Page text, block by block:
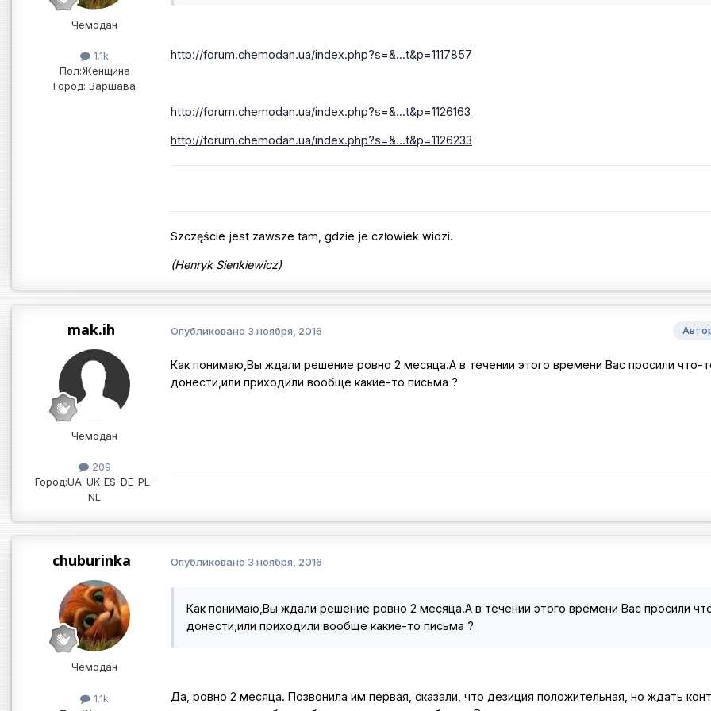
Чемодан
1.1k
Пол:Женщина
Город: Варшава
http://forum.chemodan.ua/index.php?s=&...t&p=1117857
http://forum.chemodan.ua/index.php?s=&...t&p=1126163
http://forum.chemodan.ua/index.php?s=&...t&p=1126233
Szczęście jest zawsze tam, gdzie je człowiek widzi.
(Henryk Sienkiewicz)
mak.ih
Чемодан
209
Город:UA-UK-ES-DE-PL-
NL
Опубликовано 3 ноября, 2016
Как понимаю,Вы ждали решение ровно 2 месяца.А в течении этого времени Вас просили что-
донести,или приходили вообще какие-то письма ?
chuburinka
Чемодан
1.1k
Опубликовано 3 ноября, 2016
Как понимаю,Вы ждали решение ровно 2 месяца.А в течении этого времени Вас просили
донести,или приходили вообще какие-то письма ?
Да, ровно 2 месяца. Позвонила им первая, сказали, что дезиция положительная, но ждать